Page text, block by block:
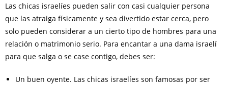
Las chicas israelíes pueden salir con casi cualquier persona
que las atraiga físicamente y sea divertido estar cerca, pero
solo pueden considerar a un cierto tipo de hombres para una
relación o matrimonio serio. Para encantar a una dama israelí
para que salga o se case contigo, debes ser:
Un buen oyente. Las chicas israelíes son famosas por ser